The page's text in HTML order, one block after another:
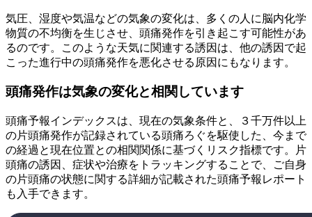
気圧、湿度や気温などの気象の変化は、多くの人に脳内化学
物質の不均衡を生じさせ、頭痛発作を引き起こす可能性があ
るのです。このような天気に関連する誘因は、他の誘因で起
こった進行中の頭痛発作を悪化させる原因にもなります。
頭痛発作は気象の変化と相関しています
頭痛予報インデックスは、現在の気象条件と、３千万件以上
の片頭痛発作が記録されている頭痛ろぐを駆使した、今まで
の経過と現在位置との相関関係に基づくリスク指標です。片
頭痛の誘因、症状や治療をトラッキングすることで、ご自身
の片頭痛の状態に関する詳細が記載された頭痛予報レポート
も入手できます。